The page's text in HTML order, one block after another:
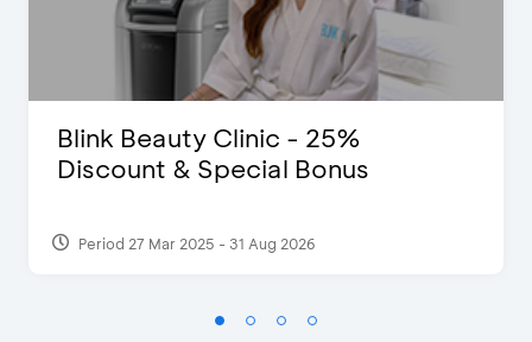
Blink Beauty Clinic - 25%
Discount & Special Bonus
Period 27 Mar 2025 - 31 Aug 2026